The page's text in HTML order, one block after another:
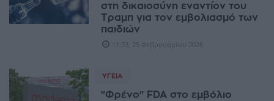
στη δικαιοσύνη εναντίον του
Τραμπ για τον εμβολιασμό των
παιδιών
11:33, 25 Φεβρουαρίου 2026
ΥΓΕΊΑ
"Φρένο" FDA στο εμβόλιο